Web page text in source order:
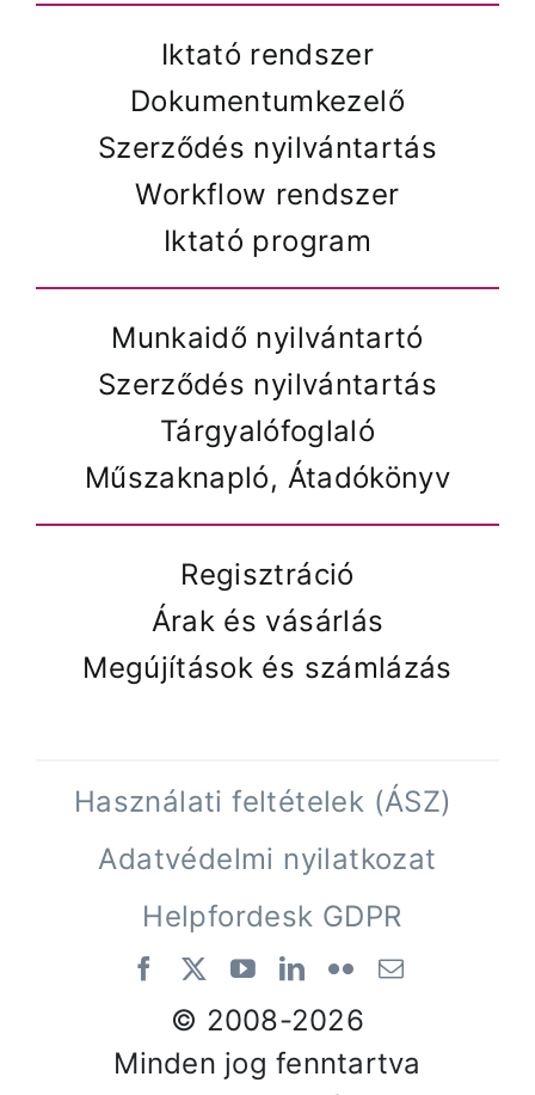
Iktató rendszer
Dokumentumkezelő
Szerződés nyilvántartás
Workflow rendszer
Iktató program
Munkaidő nyilvántartó
Szerződés nyilvántartás
Tárgyalófoglaló
Műszaknapló, Átadókönyv
Regisztráció
Árak és vásárlás
Megújítások és számlázás
Használati feltételek (ÁSZ)
Adatvédelmi nyilatkozat
Helpfordesk GDPR
© 2008-2026
Minden jog fenntartva